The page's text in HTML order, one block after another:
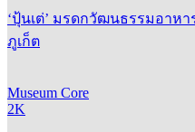
‘ปุ้นเต่’ มรดกวัฒนธรรมอาห
ภูเก็ต
Museum Core
2K